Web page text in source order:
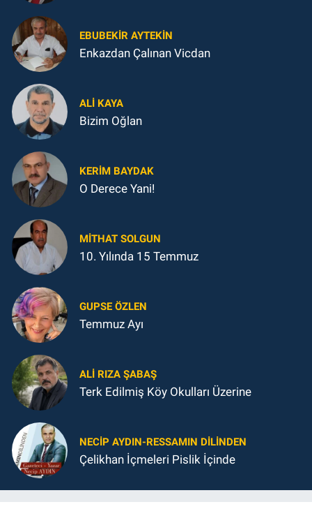
EBUBEKIR AYTEKIN
Enkazdan Çalınan Vicdan
ALI KAYA
Bizim Oğlan
KERIM BAYDAK
O Derece Yani!
MITHAT SOLGUN
10. Yılında 15 Temmuz
GUPSE ÖZLEN
Temmuz Ayı
ALI RIZA ŞABAŞ
Terk Edilmiş Köy Okulları Üzerine
NECIP AYDIN-RESSAMIN DILINDEN
Çelikhan İçmeleri Pislik İçinde